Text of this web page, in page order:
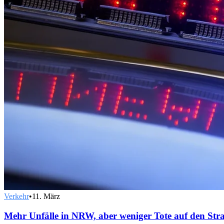
Verkehr•11. März
Mehr Unfälle in NRW, aber weniger Tote auf den